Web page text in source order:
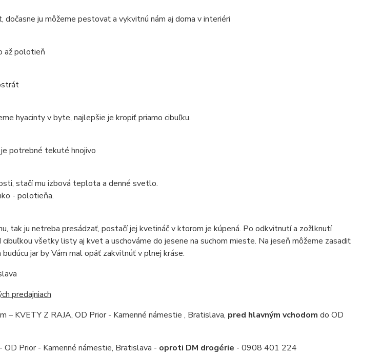
ju môžeme pestovať a vykvitnú nám aj doma v interiéri
až polotieň
hyacinty v byte, najlepšie je kropiť priamo cibuľku.
potrebné tekuté hnojivo
stačí mu izbová teplota a denné svetlo.
- polotieňa.
tak ju netreba presádzať, postačí jej kvetináč v ktorom je kúpená. Po odkvitnutí a zožlknutí
všetky listy aj kvet a uschováme do jesene na suchom mieste. Na jeseň môžeme zasadiť
jar by Vám mal opäť zakvitnúť v plnej kráse.
predajniach
– KVETY Z RAJA, OD Prior - Kamenné námestie , Bratislava, pred hlavným vchodom do OD
Prior - Kamenné námestie, Bratislava - oproti DM drogérie - 0908 401 224